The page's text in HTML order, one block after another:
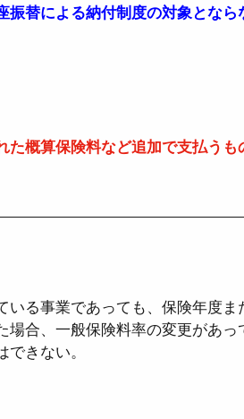
振替による納付制度の対象となら
た概算保険料など追加で支払うも
る事業であっても、保険年度ま
合、一般保険料率の変更があっ
きない。